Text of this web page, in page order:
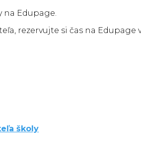
na Edupage.
rezervujte si čas na
školy